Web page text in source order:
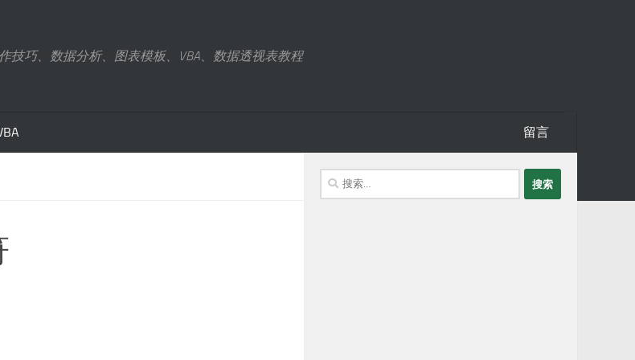
技巧、数据分析、图表模板、VBA、数据透视表教程
留言
搜
索：